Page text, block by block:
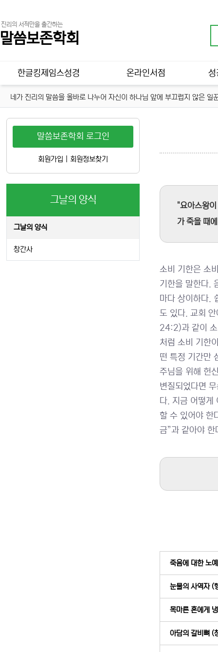
진리의 서적만을 출간하는
말씀보존학회
메인 메뉴
한글킹제임스성경 온라인서점 성
네가 진리의 말씀을 올바로 나누어 자신이 하나님 앞에 부끄럽지 않은
"요아스왕
가 죽을 때
소비 기한은 소
기한을 말한다.
마다 상이하다.
도 있다. 교회
24:2)과 같이 소
처럼 소비 기한
떤 특정 기간만
주님을 위해 헌
변질되었다면
다. 지금 어떻게
할 수 있어야 한
금”과 같아야
죽음에 대한 노
눈물의 사역자
목마른 혼에게
아담의 갈비뼈
말씀보존학회 로그인
회원가입 회원정보찾기
그날의 양식
그날의 양식
창간사